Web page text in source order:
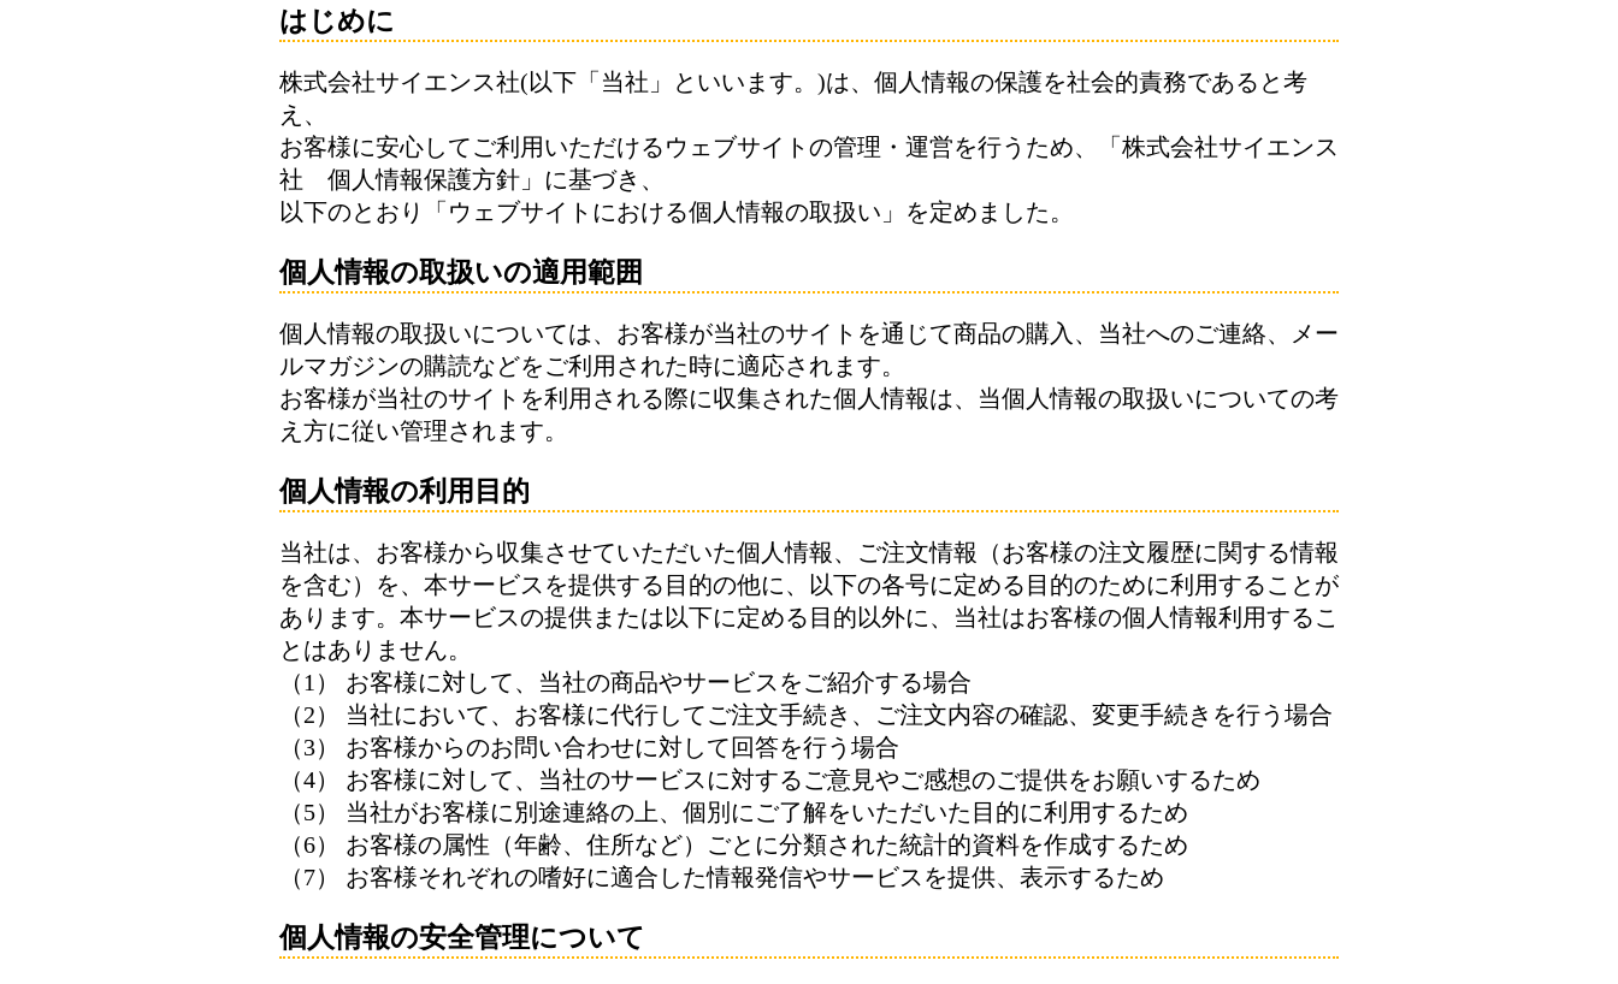
はじめに
株式会社サイエンス社(以下「当社」といいます。)は、個人情報の保護を社会的責務であると考
え、
お客様に安心してご利用いただけるウェブサイトの管理・運営を行うため、「株式会社サイエンス
社 個人情報保護方針」に基づき、
以下のとおり「ウェブサイトにおける個人情報の取扱い」を定めました。
個人情報の取扱いの適用範囲
個人情報の取扱いについては、お客様が当社のサイトを通じて商品の購入、当社へのご連絡、メー
ルマガジンの購読などをご利用された時に適応されます。
お客様が当社のサイトを利用される際に収集された個人情報は、当個人情報の取扱いについての考
え方に従い管理されます。
個人情報の利用目的
当社は、お客様から収集させていただいた個人情報、ご注文情報（お客様の注文履歴に関する情報
を含む）を、本サービスを提供する目的の他に、以下の各号に定める目的のために利用することが
あります。本サービスの提供または以下に定める目的以外に、当社はお客様の個人情報利用するこ
とはありません。
（1） お客様に対して、当社の商品やサービスをご紹介する場合
（2） 当社において、お客様に代行してご注文手続き、ご注文内容の確認、変更手続きを行う場合
（3） お客様からのお問い合わせに対して回答を行う場合
（4） お客様に対して、当社のサービスに対するご意見やご感想のご提供をお願いするため
（5） 当社がお客様に別途連絡の上、個別にご了解をいただいた目的に利用するため
（6） お客様の属性（年齢、住所など）ごとに分類された統計的資料を作成するため
（7） お客様それぞれの嗜好に適合した情報発信やサービスを提供、表示するため
個人情報の安全管理について